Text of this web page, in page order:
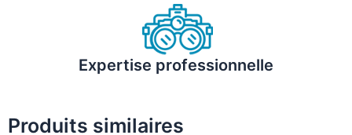
Expertise professionnelle
Produits similaires